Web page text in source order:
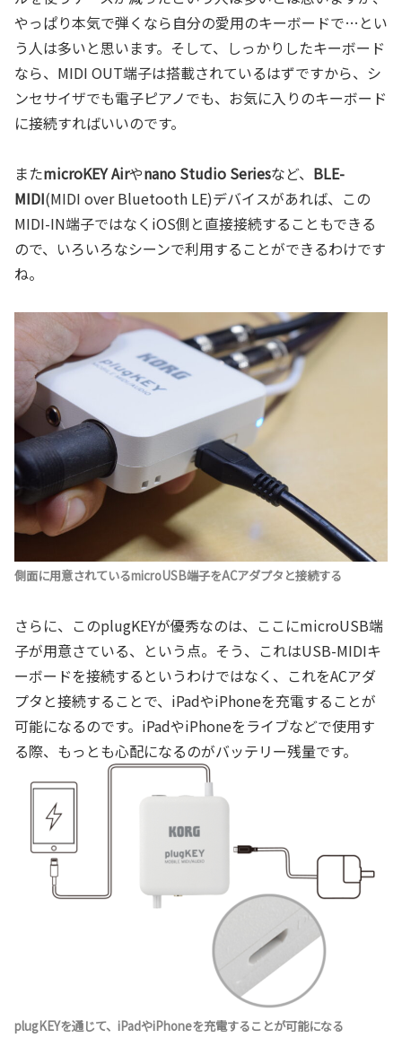
やっぱり本気で弾くなら自分の愛用のキーボードで…とい
う人は多いと思います。そして、しっかりしたキーボード
なら、MIDI OUT端子は搭載されているはずですから、シ
ンセサイザでも電子ピアノでも、お気に入りのキーボード
に接続すればいいのです。
またmicroKEY Airやnano Studio Seriesなど、 BLE-
MIDI(MIDI over Bluetooth LE)デバイスがあれば、この
MIDI-IN端子ではなくiOS側と直接接続することもできる
ので、いろいろなシーンで利用することができるわけです
ね。
側面に用意されているmicroUSB端子をACアダプタと接続する
さらに、このplugKEYが優秀なのは、ここにmicroUSB端
子が用意さている、という点。そう、これはUSB-MIDIキ
ーボードを接続するというわけではなく、これをACアダ
プタと接続することで、iPadやiPhoneを充電することが
可能になるのです。iPadやiPhoneをライブなどで使用す
る際、もっとも心配になるのがバッテリー残量です。
plugKEYを通じて、iPadやiPhoneを充電することが可能になる